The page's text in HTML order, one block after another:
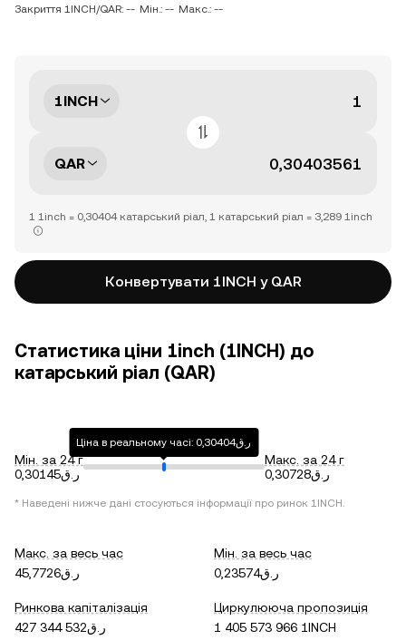
Закриття 1INCH/QAR: -- Мін.: -- Макс.: --
1INCH
QAR
1 1inch = 0,30404 катарський ріал, 1 катарський ріал = 3,289 1inch
Конвертувати 1INCH у QAR
Статистика ціни 1inch (1INCH) до
катарський ріал (QAR)
Мін. за 24 г
ر.ق0,30145
Ціна в реальному часі: ر.ق0,30404
Макс. за 24 г
ر.ق0,30728
* Наведені нижче дані стосуються інформації про ринок 1INCH.
Макс. за весь час
ر.ق45,7726
Мін. за весь час
ر.ق0,23574
Ринкова капіталізація
ر.ق427 344 532
Циркулююча пропозиція
1 405 573 966 1INCH